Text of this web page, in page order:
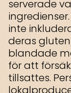
serverade
inte
deras
blandade
för att
tillsattes.